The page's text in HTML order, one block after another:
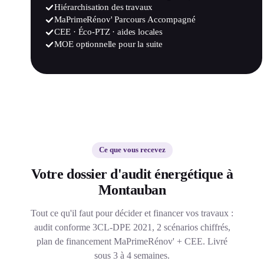
Hiérarchisation des travaux
MaPrimeRénov' Parcours Accompagné
CEE · Éco-PTZ · aides locales
MOE optionnelle pour la suite
Ce que vous recevez
Votre dossier d'audit énergétique à
Montauban
Tout ce qu'il faut pour décider et financer vos travaux :
audit conforme 3CL-DPE 2021, 2 scénarios chiffrés,
plan de financement MaPrimeRénov' + CEE. Livré
sous 3 à 4 semaines.